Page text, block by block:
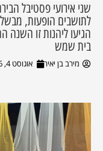
שני אירועי פסטיבל
לתושבים הופעות,
הגיעו ליהנות זו
בית שמש
מירב בן יאיר אוגוסט 4, 2026